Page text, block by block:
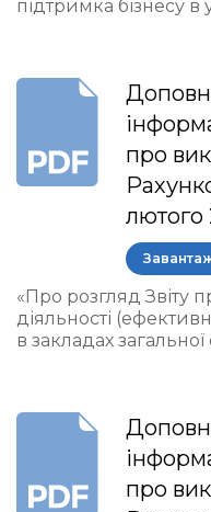
підтримка бізнесу в
про
«Про розгляд Звіту
діяльності
в закладах
про